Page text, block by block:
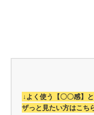
↓よく使う【〇〇感】
ザっと見たい方はこち